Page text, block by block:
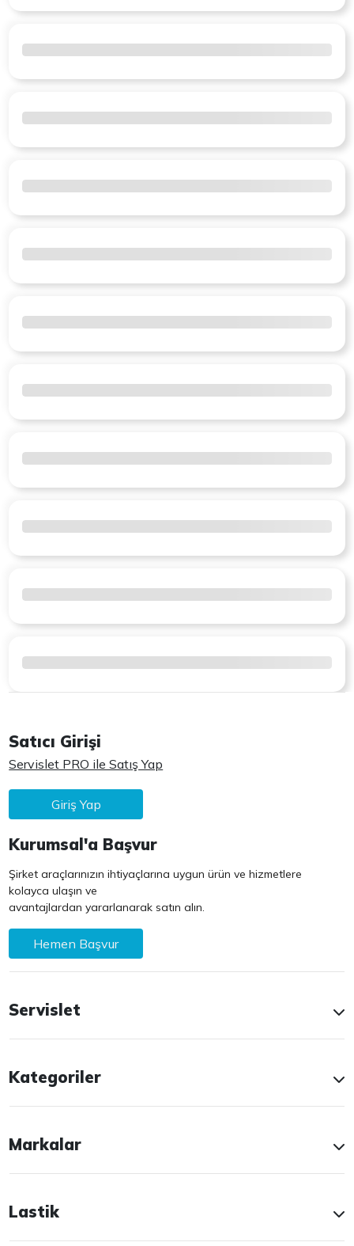
Satıcı Girişi
Servislet PRO ile Satış Yap
Giriş Yap
Kurumsal'a Başvur
Şirket araçlarınızın ihtiyaçlarına uygun ürün ve hizmetlere
kolayca ulaşın ve
avantajlardan yararlanarak satın alın.
Hemen Başvur
Servislet
Kategoriler
Markalar
Lastik